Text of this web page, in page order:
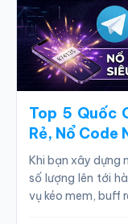
Top 5 Quốc
Rẻ, Nổ Code
Khi bạn xây dựng
số lượng lên tới
vụ kéo mem, buff